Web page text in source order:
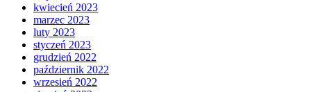
kwiecień 2023
marzec 2023
luty 2023
styczeń 2023
grudzień 2022
październik 2022
wrzesień 2022